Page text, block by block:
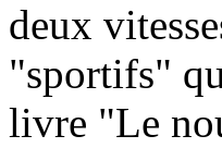
deux
"sportifs"
livre "Le